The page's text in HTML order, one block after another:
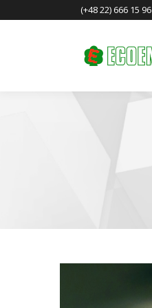
(+48 22) 666 15 96